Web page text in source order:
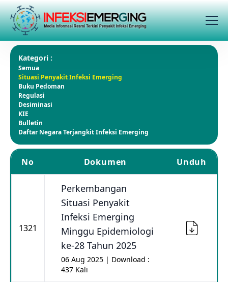
Kategori :
Semua
Situasi Penyakit Infeksi Emerging
Buku Pedoman
Regulasi
Desiminasi
KIE
Bulletin
Daftar Negara Terjangkit Infeksi Emerging
No Dokumen Unduh
1321
Perkembangan
Situasi Penyakit
Infeksi Emerging
Minggu Epidemiologi
ke-28 Tahun 2025
06 Aug 2025 | Download :
437 Kali